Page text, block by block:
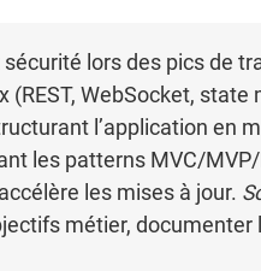
lors des pics de
WebSocket,
l’application en
les patterns MVC/
les mises à jour.
métier,